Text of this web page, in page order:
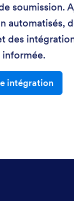
soumission.
automatisés,
des
intégration